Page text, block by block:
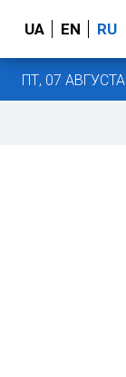
UA EN RU
ПТ, 07 АВГУСТА